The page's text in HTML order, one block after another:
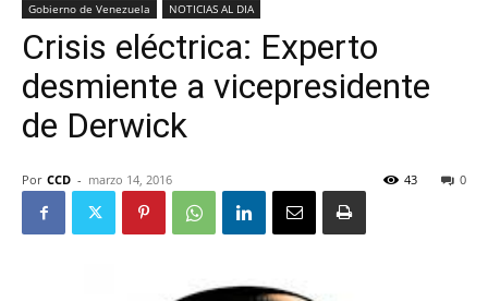
Claras
Gobierno de Venezuela
NOTICIAS AL DIA
Crisis eléctrica: Experto
desmiente a vicepresidente
de Derwick
Por CCD - marzo 14, 2016 0
43